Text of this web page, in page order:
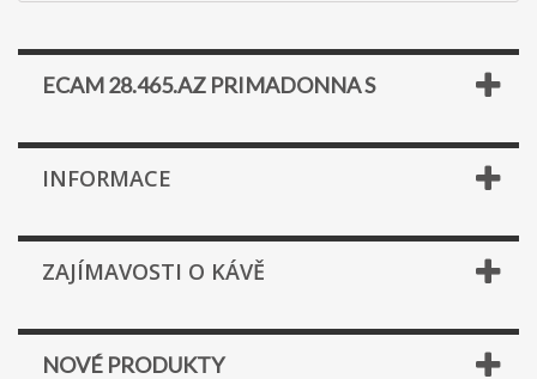
ECAM 28.465.AZ PRIMADONNA S
INFORMACE
ZAJÍMAVOSTI O KÁVĚ
NOVÉ PRODUKTY